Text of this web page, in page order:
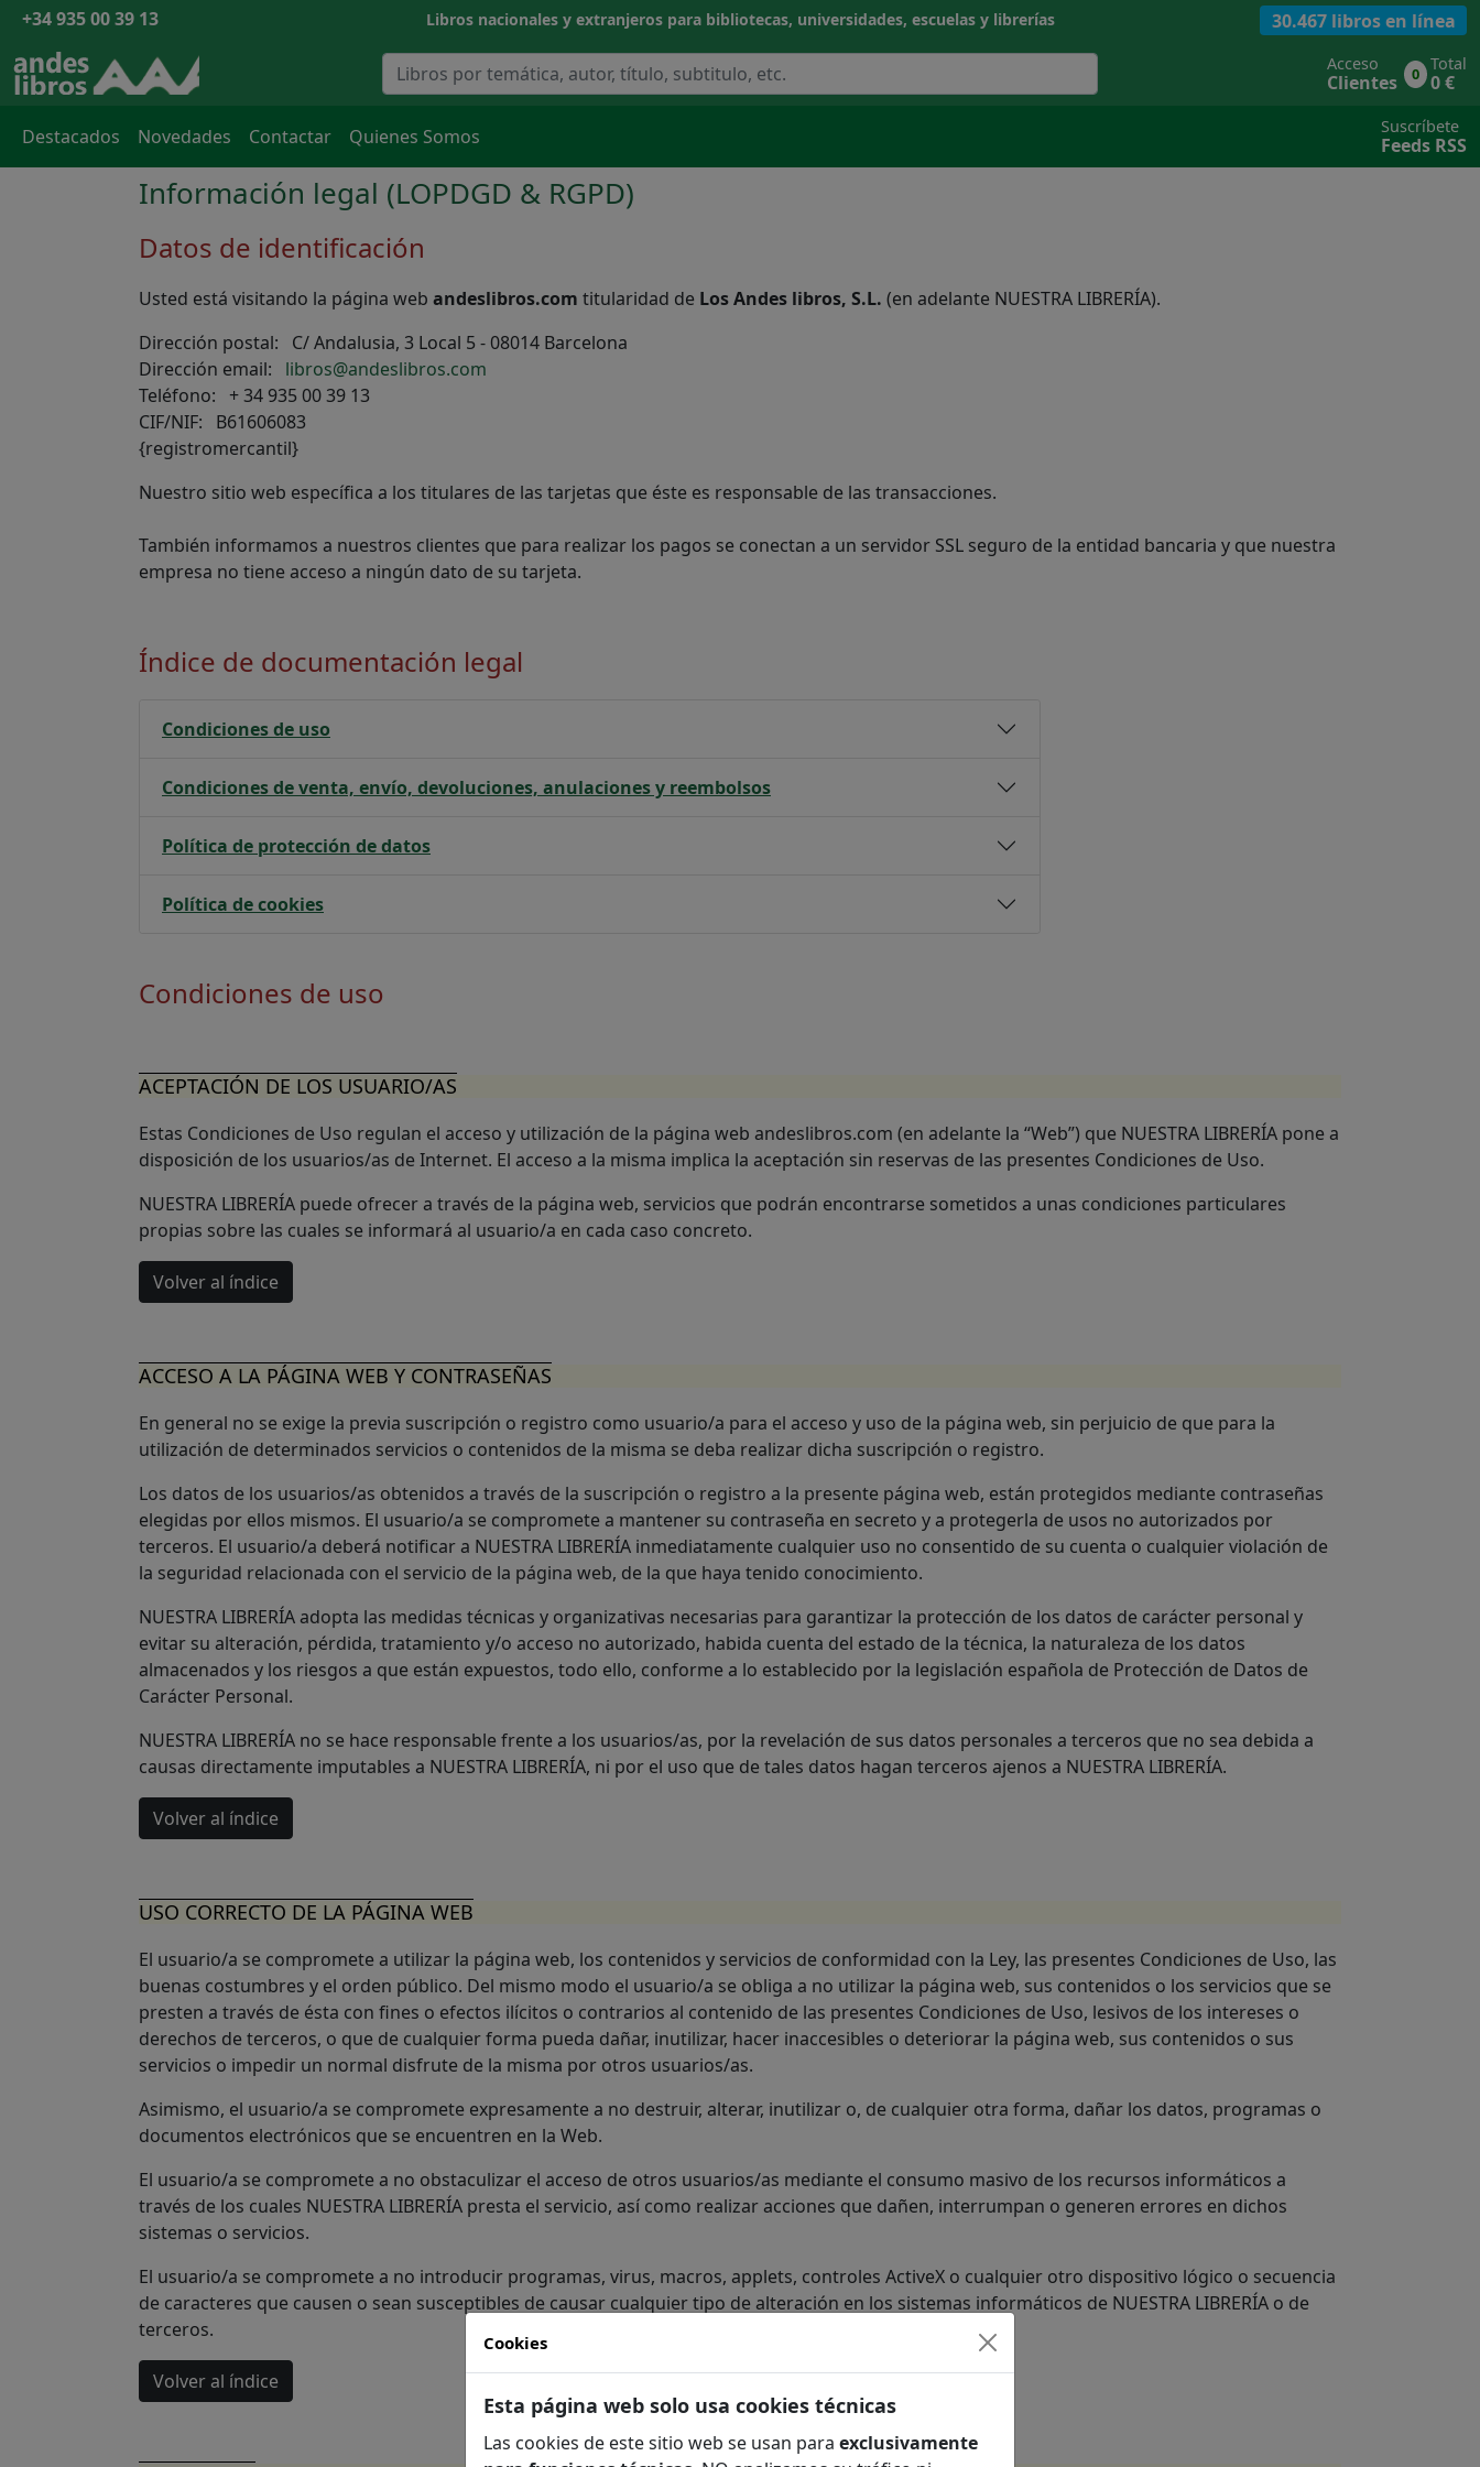
+34 935 00 39 13 Libros nacionales y extranjeros para bibliotecas, universidades, escuelas y librerías 30.467 libros en línea
Acceso
Clientes 0 Total
0 €
Destacados Novedades Contactar Quienes Somos Suscríbete
Feeds RSS
Información legal (LOPDGD & RGPD)
Datos de identificación
Usted está visitando la página web andeslibros.com titularidad de Los Andes libros, S.L. (en adelante NUESTRA LIBRERÍA).
Dirección postal: C/ Andalusia, 3 Local 5 - 08014 Barcelona
Dirección email: libros@andeslibros.com
Teléfono: + 34 935 00 39 13
CIF/NIF: B61606083
{registromercantil}
Nuestro sitio web específica a los titulares de las tarjetas que éste es responsable de las transacciones.
También informamos a nuestros clientes que para realizar los pagos se conectan a un servidor SSL seguro de la entidad bancaria y que nuestra
empresa no tiene acceso a ningún dato de su tarjeta.
Índice de documentación legal
Condiciones de uso
Condiciones de venta, envío, devoluciones, anulaciones y reembolsos
Política de protección de datos
Política de cookies
Condiciones de uso
ACEPTACIÓN DE LOS USUARIO/AS
Estas Condiciones de Uso regulan el acceso y utilización de la página web andeslibros.com (en adelante la “Web”) que NUESTRA LIBRERÍA pone a
disposición de los usuarios/as de Internet. El acceso a la misma implica la aceptación sin reservas de las presentes Condiciones de Uso.
NUESTRA LIBRERÍA puede ofrecer a través de la página web, servicios que podrán encontrarse sometidos a unas condiciones particulares
propias sobre las cuales se informará al usuario/a en cada caso concreto.
Volver al índice
ACCESO A LA PÁGINA WEB Y CONTRASEÑAS
En general no se exige la previa suscripción o registro como usuario/a para el acceso y uso de la página web, sin perjuicio de que para la
utilización de determinados servicios o contenidos de la misma se deba realizar dicha suscripción o registro.
Los datos de los usuarios/as obtenidos a través de la suscripción o registro a la presente página web, están protegidos mediante contraseñas
elegidas por ellos mismos. El usuario/a se compromete a mantener su contraseña en secreto y a protegerla de usos no autorizados por
terceros. El usuario/a deberá notificar a NUESTRA LIBRERÍA inmediatamente cualquier uso no consentido de su cuenta o cualquier violación de
la seguridad relacionada con el servicio de la página web, de la que haya tenido conocimiento.
NUESTRA LIBRERÍA adopta las medidas técnicas y organizativas necesarias para garantizar la protección de los datos de carácter personal y
evitar su alteración, pérdida, tratamiento y/o acceso no autorizado, habida cuenta del estado de la técnica, la naturaleza de los datos
almacenados y los riesgos a que están expuestos, todo ello, conforme a lo establecido por la legislación española de Protección de Datos de
Carácter Personal.
NUESTRA LIBRERÍA no se hace responsable frente a los usuarios/as, por la revelación de sus datos personales a terceros que no sea debida a
causas directamente imputables a NUESTRA LIBRERÍA, ni por el uso que de tales datos hagan terceros ajenos a NUESTRA LIBRERÍA.
Volver al índice
USO CORRECTO DE LA PÁGINA WEB
El usuario/a se compromete a utilizar la página web, los contenidos y servicios de conformidad con la Ley, las presentes Condiciones de Uso, las
buenas costumbres y el orden público. Del mismo modo el usuario/a se obliga a no utilizar la página web, sus contenidos o los servicios que se
presten a través de ésta con fines o efectos ilícitos o contrarios al contenido de las presentes Condiciones de Uso, lesivos de los intereses o
derechos de terceros, o que de cualquier forma pueda dañar, inutilizar, hacer inaccesibles o deteriorar la página web, sus contenidos o sus
servicios o impedir un normal disfrute de la misma por otros usuarios/as.
Asimismo, el usuario/a se compromete expresamente a no destruir, alterar, inutilizar o, de cualquier otra forma, dañar los datos, programas o
documentos electrónicos que se encuentren en la Web.
El usuario/a se compromete a no obstaculizar el acceso de otros usuarios/as mediante el consumo masivo de los recursos informáticos a
través de los cuales NUESTRA LIBRERÍA presta el servicio, así como realizar acciones que dañen, interrumpan o generen errores en dichos
sistemas o servicios.
El usuario/a se compromete a no introducir programas, virus, macros, applets, controles ActiveX o cualquier otro dispositivo lógico o secuencia
de caracteres que causen o sean susceptibles de causar cualquier tipo de alteración en los sistemas informáticos de NUESTRA LIBRERÍA o de
terceros.
Volver al índice
Cookies
Esta página web solo usa cookies técnicas
Las cookies de este sitio web se usan para exclusivamente